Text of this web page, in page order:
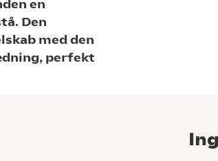
en
Den
med den
perfekt